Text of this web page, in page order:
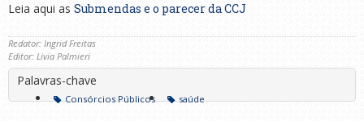
Leia aqui as Submendas e o parecer da CCJ
Redator: Ingrid Freitas
Editor: Livia Palmieri
Palavras-chave
Consórcios Públicos saúde